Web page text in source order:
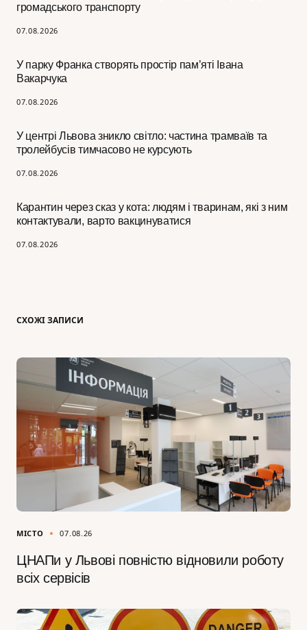
громадського транспорту
07.08.2026
У парку Франка створять простір пам’яті Івана
Вакарчука
07.08.2026
У центрі Львова зникло світло: частина трамваїв та
тролейбусів тимчасово не курсують
07.08.2026
Карантин через сказ у кота: людям і тваринам, які з ним
контактували, варто вакцинуватися
07.08.2026
СХОЖІ ЗАПИСИ
МІСТО 07.08.26
ЦНАПи у Львові повністю відновили роботу
всіх сервісів